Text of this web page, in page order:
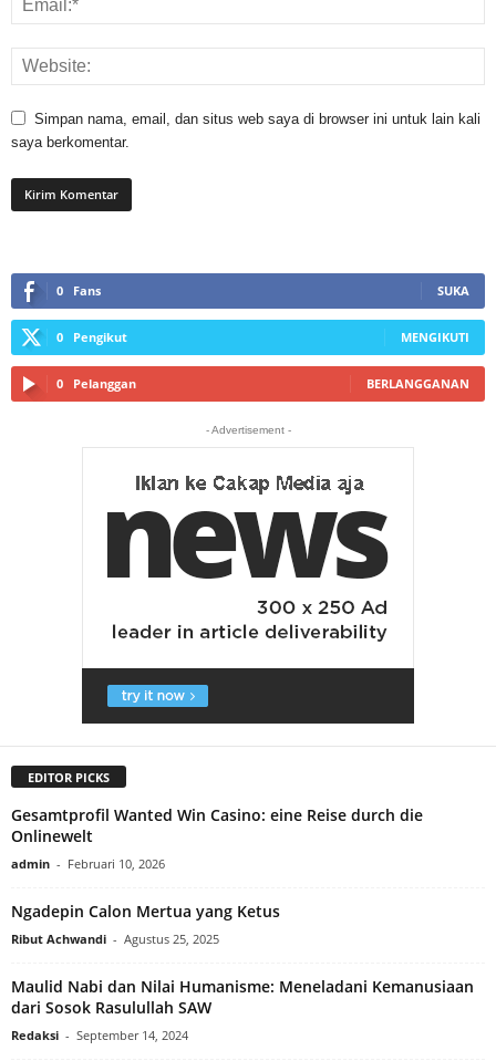
Simpan nama, email, dan situs web saya di browser ini untuk lain kali
saya berkomentar.
0 Fans SUKA
0 Pengikut MENGIKUTI
0 Pelanggan BERLANGGANAN
- Advertisement -
EDITOR PICKS
Gesamtprofil Wanted Win Casino: eine Reise durch die
Onlinewelt
admin - Februari 10, 2026
Ngadepin Calon Mertua yang Ketus
Ribut Achwandi - Agustus 25, 2025
Maulid Nabi dan Nilai Humanisme: Meneladani Kemanusiaan
dari Sosok Rasulullah SAW
Redaksi - September 14, 2024